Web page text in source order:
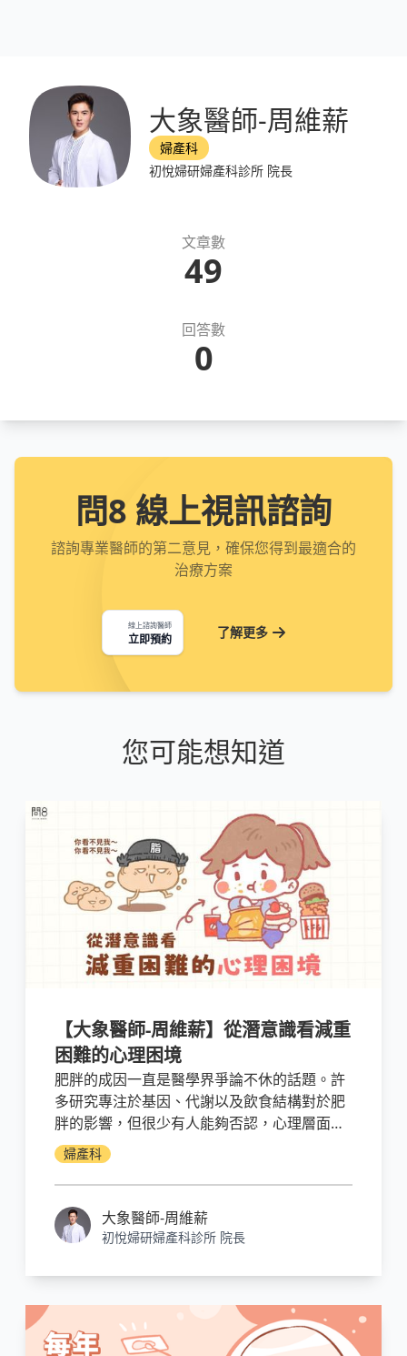
大象醫師-周維薪
婦產科
初悅婦研婦產科診所 院長
文章數
49
回答數
0
問8 線上視訊諮詢
諮詢專業醫師的第二意見，確保您得到最適合的
治療方案
線上諮詢醫師
立即預約 了解更多
您可能想知道
【大象醫師-周維薪】從潛意識看減重
困難的心理困境
肥胖的成因一直是醫學界爭論不休的話題。許
多研究專注於基因、代謝以及飲食結構對於肥
胖的影響，但很少有人能夠否認，心理層面在
肥胖問題中的關鍵作用。肥胖，不僅是身體上
的變化，更是一種內在心理需求的外在呈現。
婦產科
大象醫師-周維薪
初悅婦研婦產科診所 院長